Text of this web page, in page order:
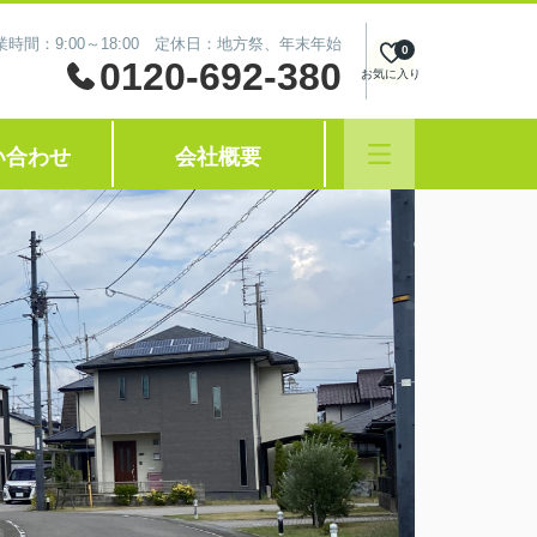
時間：9:00～18:00 定休日：地方祭、年末年始
0120-692-380 お気に入り
0
合わせ 会社概要